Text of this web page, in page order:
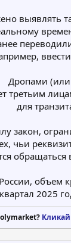
выявлять
Дропами (или
третьим
для
закон,
чьи
объем
2025